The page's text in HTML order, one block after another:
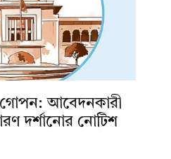
গোপন: আবেদনকারী
দর্শানোর নোটিশ